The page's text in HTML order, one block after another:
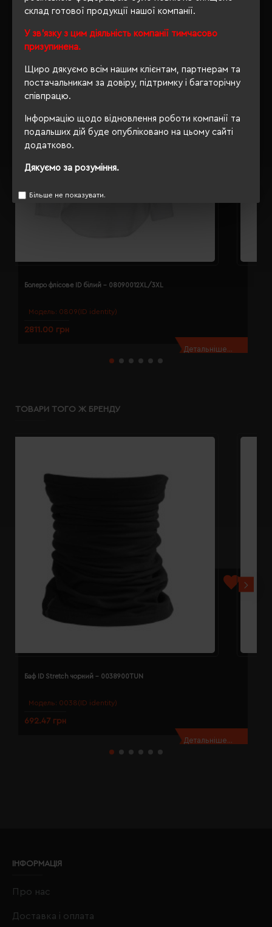
склад готової продукції нашої компанії.
У зв'язку з цим діяльність компанії тимчасово
призупинена.
Щиро дякуємо всім нашим клієнтам, партнерам та
постачальникам за довіру, підтримку і багаторічну
співпрацю.
Інформацію щодо відновлення роботи компанії та
подальших дій буде опубліковано на цьому сайті
додатково.
Дякуємо за розуміння.
Більше не показувати.
Модель: 0809(ID identity)
Болеро флісове ID білий - 08090012XL/3XL
2811.00 грн
Детальніше...
ТОВАРИ ТОГО Ж БРЕНДУ
Модель: 0038(ID identity)
Баф ID Stretch чорний - 0038900TUN
692.47 грн
Детальніше...
ІНФОРМАЦІЯ
Про нас
Доставка і оплата